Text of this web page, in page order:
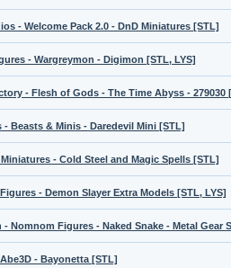
- Welcome Pack 2.0 - DnD Miniatures [STL]
- Wargreymon - Digimon [STL, LYS]
- Flesh of Gods - The Time Abyss - 279030
Beasts & Minis - Daredevil Mini [STL]
- Cold Steel and Magic Spells [STL]
- Demon Slayer Extra Models [STL, LYS]
Nomnom Figures - Naked Snake - Metal Gear
- Bayonetta [STL]